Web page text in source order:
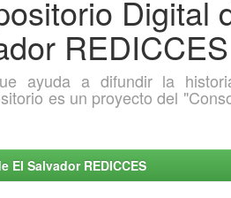
Digital
REDICCES
ayuda a difundir la
es un proyecto del
El Salvador REDICCES